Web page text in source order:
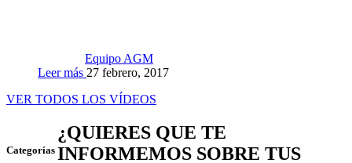
Equipo AGM
Leer más 27 febrero, 2017
VER TODOS LOS VÍDEOS
Categorías
¿QUIERES QUE TE
INFORMEMOS SOBRE TUS